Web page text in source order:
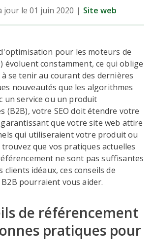
jour le 01 juin 2020 | Site web
pour les moteurs de
évoluent constamment, ce qui oblige
se tenir au courant des dernières
nouveautés que les algorithmes
un service ou un produit
(B2B), votre SEO doit étendre votre
que votre site web attire
qui utiliseraient votre produit ou
trouvez que vos pratiques actuelles
ne sont pas suffisantes
idéaux, ces conseils de
pourraient vous aider.
de référencement
pratiques pour